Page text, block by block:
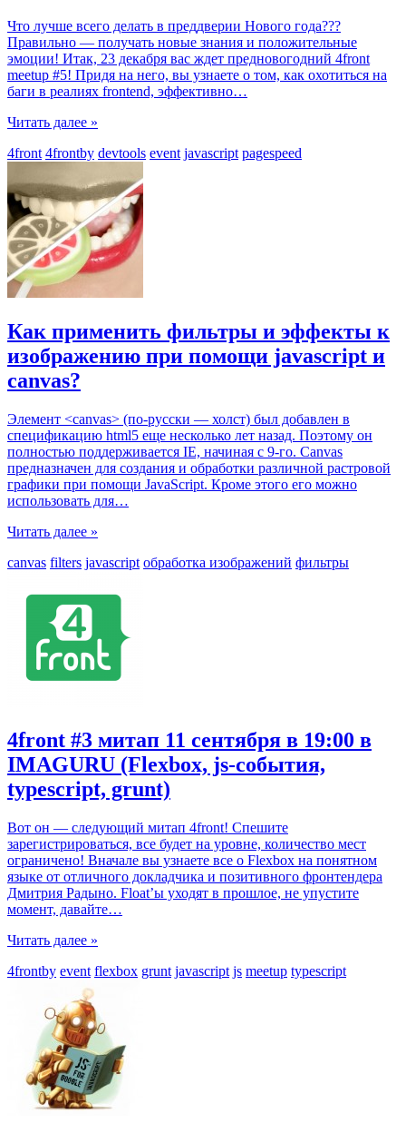
Что лучше всего делать в преддверии Нового года???
Правильно — получать новые знания и положительные
эмоции! Итак, 23 декабря вас ждет предновогодний 4front
meetup #5! Придя на него, вы узнаете о том, как охотиться на
баги в реалиях frontend‬, эффективно…
Читать далее »
4front 4frontby devtools event javascript pagespeed
Как применить фильтры и эффекты к
изображению при помощи javascript и
canvas?
Элемент <canvas> (по-русски — холст) был добавлен в
спецификацию html5 еще несколько лет назад. Поэтому он
полностью поддерживается IE, начиная с 9-го. Canvas
предназначен для создания и обработки различной растровой
графики при помощи JavaScript. Кроме этого его можно
использовать для…
Читать далее »
canvas filters javascript обработка изображений фильтры
4front #3 митап 11 сентября в 19:00 в
IMAGURU (Flexbox, js-события,
typescript, grunt)
Вот он — следующий митап 4front! Спешите
зарегистрироваться, все будет на уровне, количество мест
ограничено! Вначале вы узнаете все о Flexbox на понятном
языке от отличного докладчика и позитивного фронтендера
Дмитрия Радыно . Float’ы уходят в прошлое, не упустите
момент, давайте…
Читать далее »
4frontby event flexbox grunt javascript js meetup typescript